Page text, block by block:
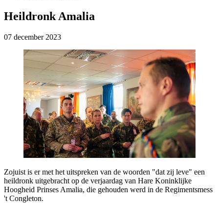
Heildronk Amalia
07 december 2023
Zojuist is er met het uitspreken van de woorden "dat zij leve" een
heildronk uitgebracht op de verjaardag van Hare Koninklijke
Hoogheid Prinses Amalia, die gehouden werd in de Regimentsmess
't Congleton.